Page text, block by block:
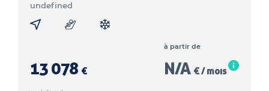
undefined
13 078 €
à partir de
N/A € / mois